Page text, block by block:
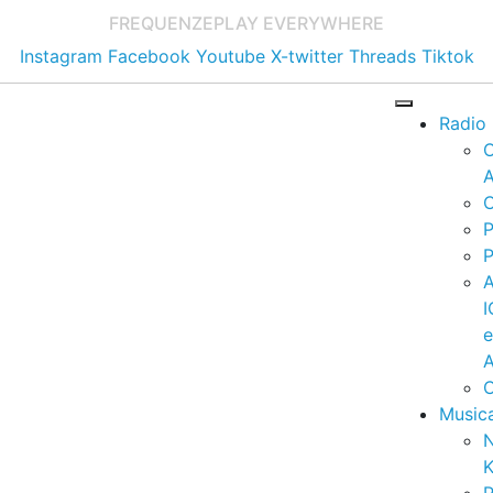
FREQUENZEPLAY EVERYWHERE
Instagram Facebook Youtube X-twitter Threads Tiktok
Radio
e